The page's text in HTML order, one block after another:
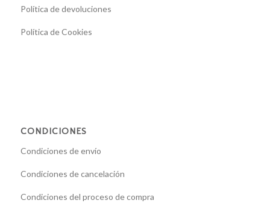
Política de devoluciones
Política de Cookies
CONDICIONES
Condiciones de envío
Condiciones de cancelación
Condiciones del proceso de compra